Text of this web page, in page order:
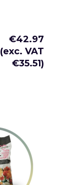
€42.97
(exc. VAT
€35.51)